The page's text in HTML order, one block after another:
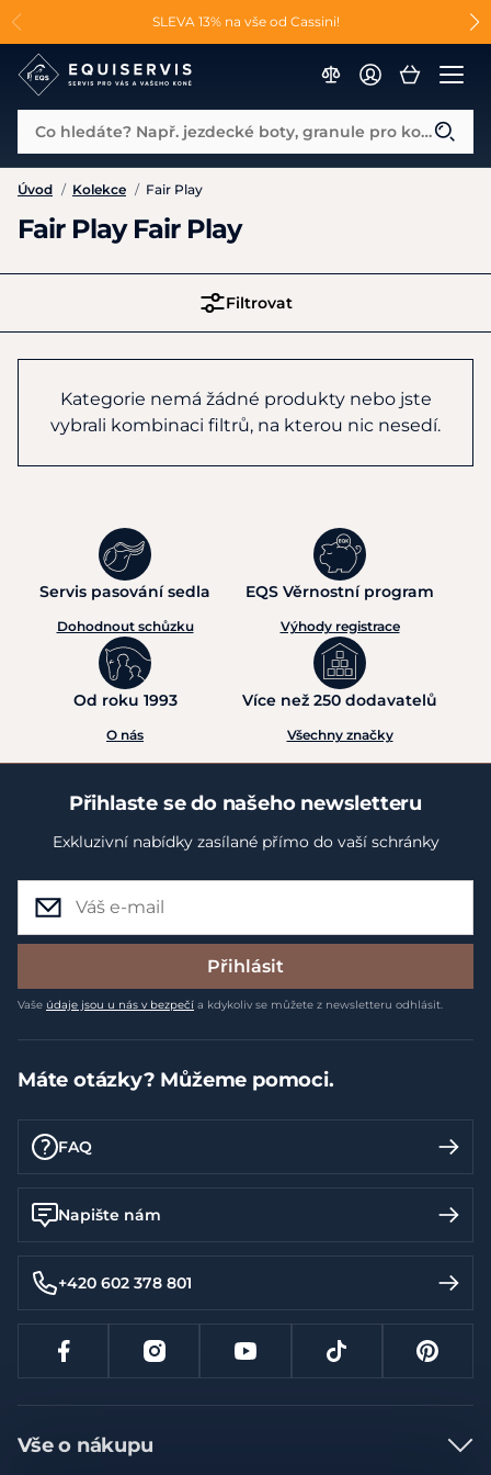
SLEVA 13% na vše od Cassini!
😮 CRAZY SLEVY AŽ 70% 😮
📐Pasování a doplňky k vybraným sedlům ZDARMA 🐴
Co hledáte? Např. jezdecké boty, granule pro koně...
Úvod / Kolekce / Fair Play
Fair Play Fair Play
Filtrovat
Kategorie nemá žádné produkty nebo jste
vybrali kombinaci filtrů, na kterou nic nesedí.
Servis pasování sedla
Dohodnout schůzku
EQS Věrnostní program
Výhody registrace
Od roku 1993
O nás
Více než 250 dodavatelů
Všechny značky
Přihlaste se do našeho newsletteru
Exkluzivní nabídky zasílané přímo do vaší schránky
Přihlásit
Vaše údaje jsou u nás v bezpečí a kdykoliv se můžete z newsletteru odhlásit.
Máte otázky? Můžeme pomoci.
FAQ
Napište nám
+420 602 378 801
Vše o nákupu